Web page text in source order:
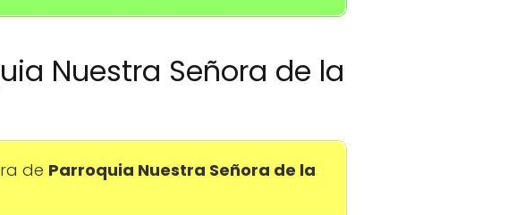
Nuestra Señora de la
de Parroquia Nuestra Señora de la